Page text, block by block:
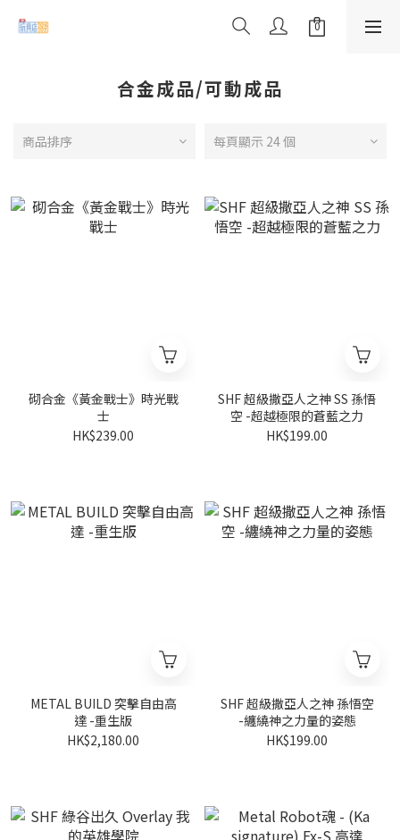
合金成品/可動成品
商品排序 每頁顯示 24 個
砌合金《黃金戰士》時光戰
士
HK$239.00
SHF 超級撒亞人之神 SS 孫悟
空 -超越極限的蒼藍之力
HK$199.00
METAL BUILD 突擊自由高
達 -重生版
HK$2,180.00
SHF 超級撒亞人之神 孫悟空
-纏繞神之力量的姿態
HK$199.00